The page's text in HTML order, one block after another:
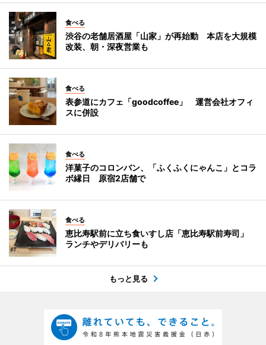
食べる
渋谷の老舗居酒屋「山家」が再始動 本店を大規模
改装、朝・深夜営業も
食べる
表参道にカフェ「goodcoffee」 運営会社オフィ
スに併設
食べる
洋菓子のコロンバン、「ふくふくにゃんこ」とコラ
ボ縁日 原宿2店舗で
食べる
恵比寿駅前に立ち食いすし店「恵比寿駅前寿司」
ランチやデリバリーも
もっと見る